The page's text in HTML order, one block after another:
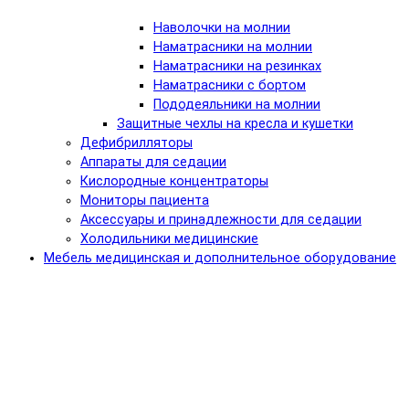
Наволочки на молнии
Наматрасники на молнии
Наматрасники на резинках
Наматрасники с бортом
Пододеяльники на молнии
Защитные чехлы на кресла и кушетки
Дефибрилляторы
Аппараты для седации
Кислородные концентраторы
Мониторы пациента
Аксессуары и принадлежности для седации
Холодильники медицинские
Мебель медицинская и дополнительное оборудование